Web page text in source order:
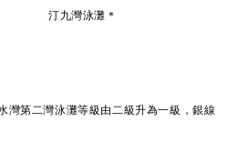
汀九灣泳灘＊
第二灣泳灘等級由二級升為一級，銀線